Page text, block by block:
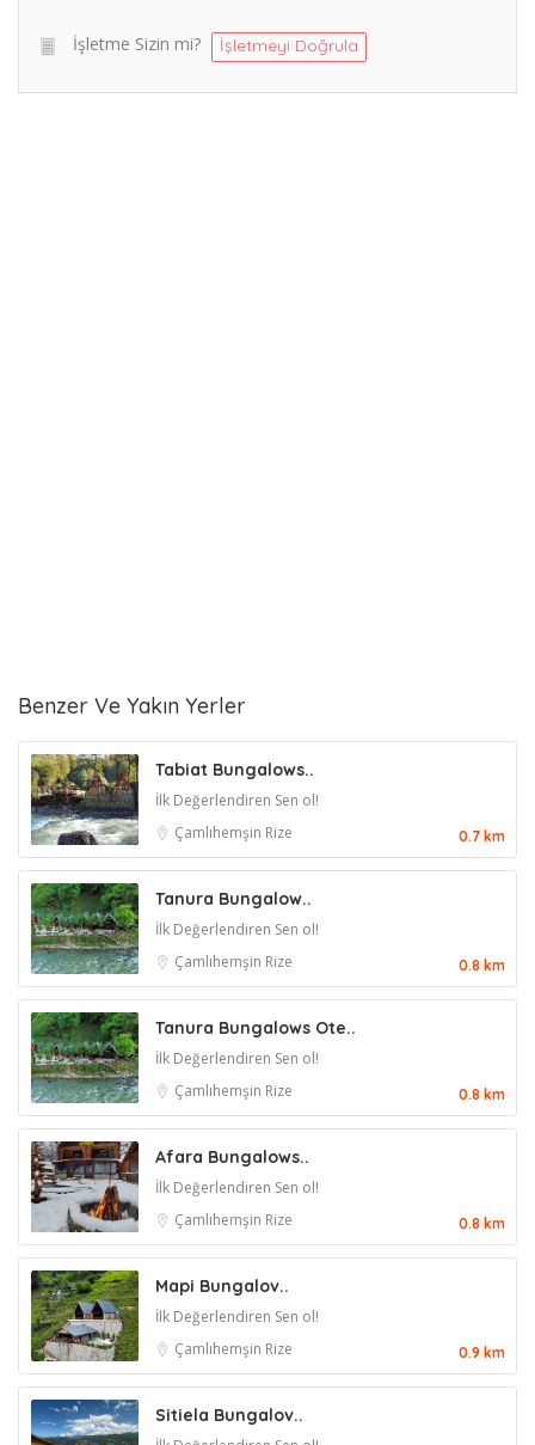
İşletme Sizin mi? İşletmeyi Doğrula
Benzer Ve Yakın Yerler
Tabiat Bungalows..
İlk Değerlendiren Sen ol!
Çamlıhemşin Rize 0.7 km
Tanura Bungalow..
İlk Değerlendiren Sen ol!
Çamlıhemşin Rize 0.8 km
Tanura Bungalows Ote..
İlk Değerlendiren Sen ol!
Çamlıhemşin Rize 0.8 km
Afara Bungalows..
İlk Değerlendiren Sen ol!
Çamlıhemşin Rize 0.8 km
Mapi Bungalov..
İlk Değerlendiren Sen ol!
Çamlıhemşin Rize 0.9 km
Sitiela Bungalov..